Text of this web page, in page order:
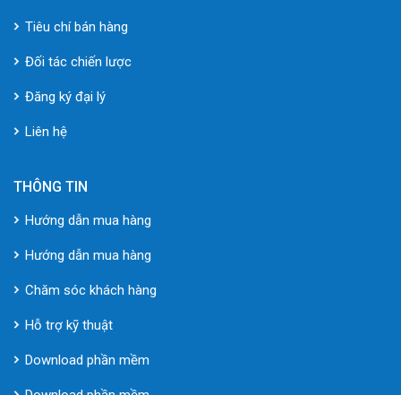
Tiêu chí bán hàng
Đối tác chiến lược
Đăng ký đại lý
Liên hệ
THÔNG TIN
Hướng dẫn mua hàng
Hướng dẫn mua hàng
Chăm sóc khách hàng
Hỗ trợ kỹ thuật
Download phần mềm